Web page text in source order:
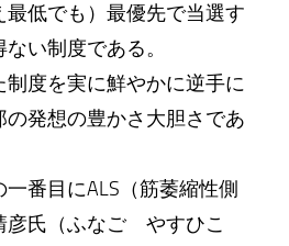
低でも）最優先で当選す
い制度である。
制度を実に鮮やかに逆手に
発想の豊かさ大胆さであ
番目にALS（筋萎縮性側
彦氏（ふなご やすひこ